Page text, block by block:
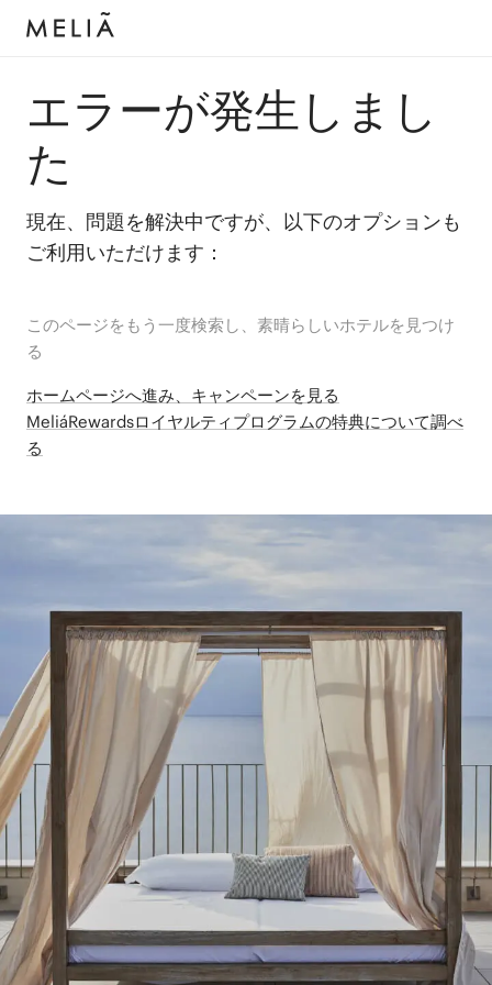
エラーが発生しまし
た
現在、問題を解決中ですが、以下のオプションも
ご利用いただけます：
このページをもう一度検索し、素晴らしいホテルを見つけ
る
ホームページへ進み、キャンペーンを見る
MeliáRewardsロイヤルティプログラムの特典について調べ
る